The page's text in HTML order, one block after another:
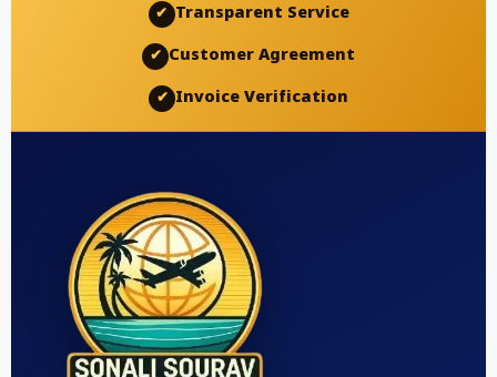
✔ Transparent Service
✔ Customer Agreement
✔ Invoice Verification